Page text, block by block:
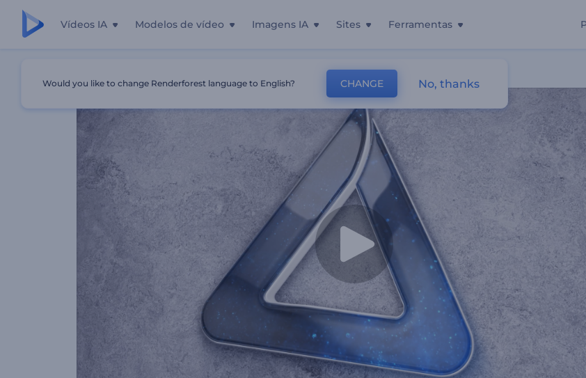
Vídeos IA Modelos de vídeo Imagens IA Sites Ferramentas
Would you like to change Renderforest language to English? CHANGE No, thanks